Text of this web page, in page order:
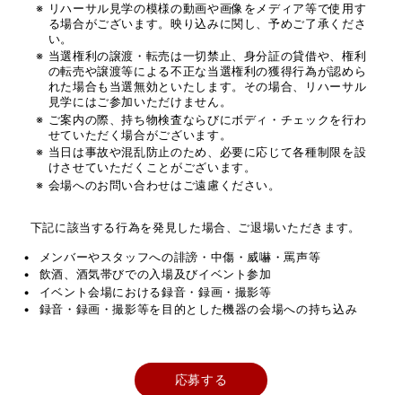
リハーサル見学の模様の動画や画像をメディア等で使用す
る場合がございます。映り込みに関し、予めご了承くださ
い。
当選権利の譲渡・転売は一切禁止、身分証の貸借や、権利
の転売や譲渡等による不正な当選権利の獲得行為が認めら
れた場合も当選無効といたします。その場合、リハーサル
見学にはご参加いただけません。
ご案内の際、持ち物検査ならびにボディ・チェックを行わ
せていただく場合がございます。
当日は事故や混乱防止のため、必要に応じて各種制限を設
けさせていただくことがございます。
会場へのお問い合わせはご遠慮ください。
下記に該当する行為を発見した場合、ご退場いただきます。
メンバーやスタッフへの誹謗・中傷・威嚇・罵声等
飲酒、酒気帯びでの入場及びイベント参加
イベント会場における録音・録画・撮影等
録音・録画・撮影等を目的とした機器の会場への持ち込み
応募する